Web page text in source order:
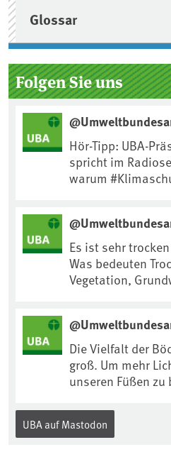
Glossar
Folgen Sie uns
Hör-Tipp: UBA-
spricht im
warum #Klimaschutz die wichtigste
https://
Es ist sehr
Was bedeuten
Vegetation,
weitere Fragen
www.uba.de/
#Klimawandel
Die Vielfalt der
groß. Um mehr
unseren Füßen
Internationalen
„Boden des
UBA auf Mastodon